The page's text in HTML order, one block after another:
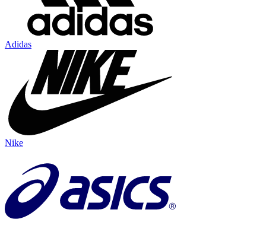
Adidas
Nike